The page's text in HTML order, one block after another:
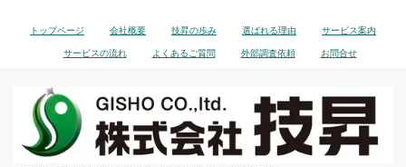
トップページ 会社概要 技昇の歩み 選ばれる理由 サービス案内
サービスの流れ よくあるご質問 外部調査依頼 お問合せ